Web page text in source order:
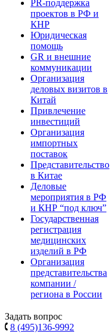
PR-поддержка
проектов в РФ и
КНР
Юридическая
помощь
GR и внешние
коммуникации
Организация
деловых визитов в
Китай
Привлечение
инвестиций
Организация
импортных
поставок
Представительство
в Китае
Деловые
мероприятия в РФ
и КНР “под ключ”
Государственная
регистрация
медицинских
изделий в РФ
Организация
представительства
компании /
региона в России
Задать вопрос
8 (495)136-9992